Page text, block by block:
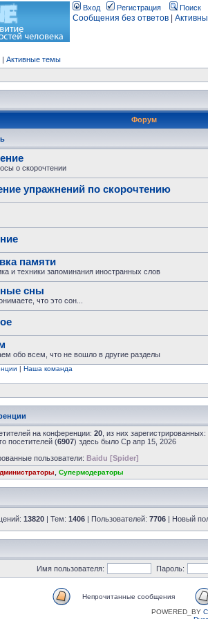
Вход Регистрация Поиск
Сообщения без ответов
| Активные темы
Форум
о скорочтении
упражнений по скорочтению
памяти
и техники запоминания иностранных слов
сны
что это сон...
обо всем, что не вошло в другие разделы
| Наша команда
на конференции: 20 , из них
посетителей (6907) здесь было Ср апр 15, 2026
пользователи: Baidu [Spider]
Супермодераторы
13820 | Тем: 1406 | Пользователей: 7706 | Новый
Имя пользователя: Пароль:
Непрочитанные сообщения
POWERED_BY